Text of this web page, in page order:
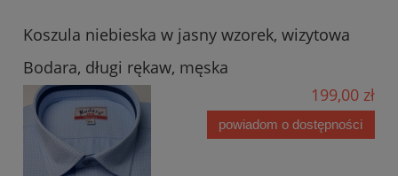
Koszula niebieska w jasny wzorek, wizytowa
Bodara, długi rękaw, męska
199,00 zł
powiadom o dostępności